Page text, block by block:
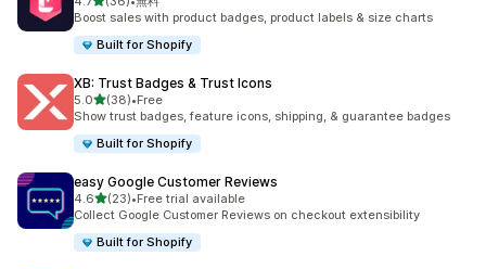
合計レビュー数：36件
Boost sales with product badges, product labels & size charts
Built for Shopify
XB: Trust Badges & Trust Icons
5.05つ星中
(38)
合計レビュー数：38件
•Free
Show trust badges, feature icons, shipping, & guarantee badges
Built for Shopify
easy Google Customer Reviews
4.65つ星中
(23)
合計レビュー数：23件
•Free trial available
Collect Google Customer Reviews on checkout extensibility
Built for Shopify